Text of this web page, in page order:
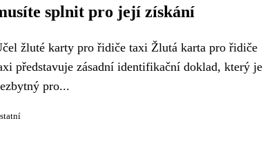
splnit pro její získání
žluté karty pro řidiče taxi Žlutá karta pro řidiče
představuje zásadní identifikační doklad, který je
pro...